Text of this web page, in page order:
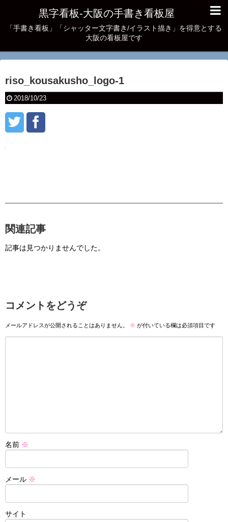
黒字看板‐大阪の手書き看板屋
「手書き看板」「シャッター文字書き/イラスト描き」を得意とする
大阪の看板屋です
riso_kousakusho_logo-1
2018/10/23
関連記事
記事は見つかりませんでした。
コメントをどうぞ
メールアドレスが公開されることはありません。 ※ が付いている欄は必須項目です
名前 ※
メール ※
サイト